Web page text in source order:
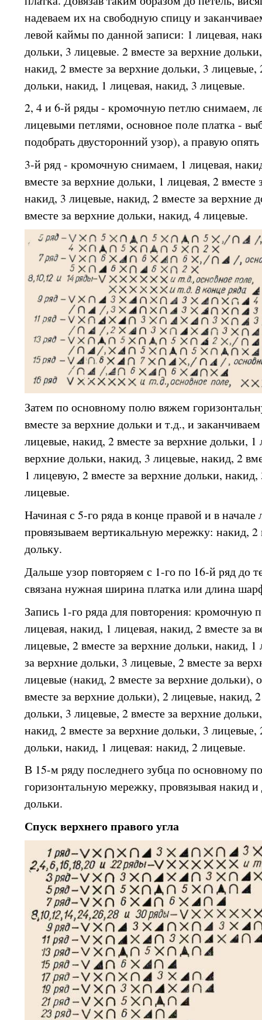
надеваем их на свободную спицу и
левой каймы по данной записи: 1 лицевая,
дольки, 3 лицевые. 2 вместе за верхние
накид, 2 вместе за верхние дольки, 3 лицевые,
дольки, накид, 1 лицевая, накид, 3 лицевые.
2, 4 и 6-й ряды - кромочную петлю снимаем,
лицевыми петлями, основное поле платка -
подобрать двусторонний узор), а правую
3-й ряд - кромочную снимаем, 1 лицевая,
вместе за верхние дольки, 1 лицевая, 2 вместе
накид, 3 лицевые, накид, 2 вместе за верхние
вместе за верхние дольки, накид, 4 лицевые.
Затем по основному полю вяжем
вместе за верхние дольки и т.д., и
лицевые, накид, 2 вместе за верхние дольки,
верхние дольки, накид, 3 лицевые, накид, 2
1 лицевую, 2 вместе за верхние дольки,
лицевые.
Начиная с 5-го ряда в конце правой и в
провязываем вертикальную мережку: накид,
дольку.
Дальше узор повторяем с 1-го по 16-й ряд до
связана нужная ширина платка или длина
Запись 1-го ряда для повторения: кромочную
лицевая, накид, 1 лицевая, накид, 2 вместе за
лицевые, 2 вместе за верхние дольки, накид, 1
за верхние дольки, 3 лицевые, 2 вместе за
лицевые (накид, 2 вместе за верхние дольки),
вместе за верхние дольки), 2 лицевые, накид,
дольки, 3 лицевые, 2 вместе за верхние
накид, 2 вместе за верхние дольки, 3 лицевые,
дольки, накид, 1 лицевая: накид, 2 лицевые.
В 15-м ряду последнего зубца по основному
горизонтальную мережку, провязывая накид и
дольки.
Спуск верхнего правого угла